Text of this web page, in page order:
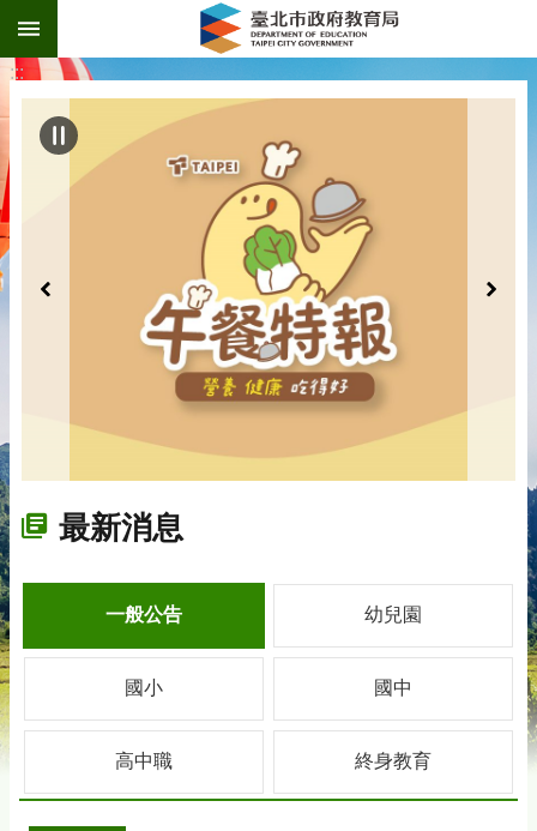
跳到主要內容區塊
:::
最新消息
一般公告 幼兒園
國小 國中
高中職 終身教育